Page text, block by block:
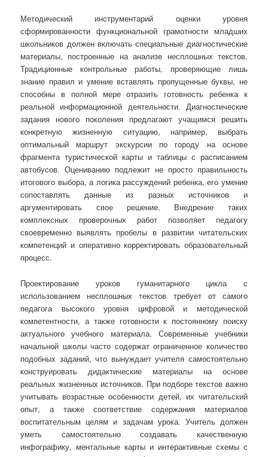
Методический инструментарий оценки уровня
сформированности функциональной грамотности младших
школьников должен включать специальные диагностические
материалы, построенные на анализе несплошных текстов.
Традиционные контрольные работы, проверяющие лишь
знание правил и умение вставлять пропущенные буквы, не
способны в полной мере отразить готовность ребенка к
реальной информационной деятельности. Диагностические
задания нового поколения предлагают учащимся решить
конкретную жизненную ситуацию, например, выбрать
оптимальный маршрут экскурсии по городу на основе
фрагмента туристической карты и таблицы с расписанием
автобусов. Оцениванию подлежит не просто правильность
итогового выбора, а логика рассуждений ребенка, его умение
сопоставлять данные из разных источников и
аргументировать свое решение. Внедрение таких
комплексных проверочных работ позволяет педагогу
своевременно выявлять пробелы в развитии читательских
компетенций и оперативно корректировать образовательный
процесс.
Проектирование уроков гуманитарного цикла с
использованием несплошных текстов требует от самого
педагога высокого уровня цифровой и методической
компетентности, а также готовности к постоянному поиску
актуального учебного материала. Современные учебники
начальной школы часто содержат ограниченное количество
подобных заданий, что вынуждает учителя самостоятельно
конструировать дидактические материалы на основе
реальных жизненных источников. При подборе текстов важно
учитывать возрастные особенности детей, их читательский
опыт, а также соответствие содержания материалов
воспитательным целям и задачам урока. Учитель должен
уметь самостоятельно создавать качественную
инфографику, ментальные карты и интерактивные схемы с